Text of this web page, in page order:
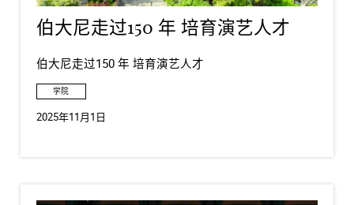
伯大尼走过150 年 培育演艺人才
伯大尼走过150 年 培育演艺人才
学院
2025年11月1日